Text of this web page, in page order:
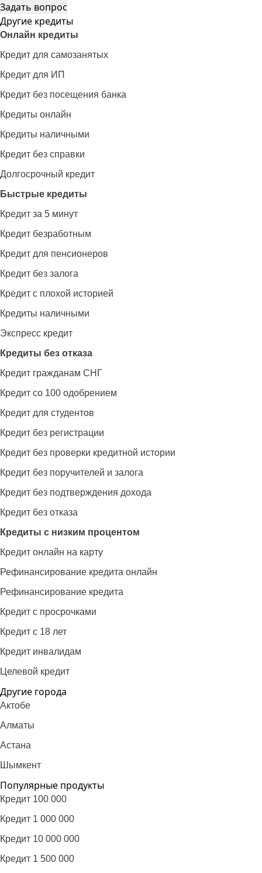
Задать вопрос
Другие кредиты
Онлайн кредиты
Кредит для самозанятых
Кредит для ИП
Кредит без посещения банка
Кредиты онлайн
Кредиты наличными
Кредит без справки
Долгосрочный кредит
Быстрые кредиты
Кредит за 5 минут
Кредит безработным
Кредит для пенсионеров
Кредит без залога
Кредит с плохой историей
Кредиты наличными
Экспресс кредит
Кредиты без отказа
Кредит гражданам СНГ
Кредит со 100 одобрением
Кредит для студентов
Кредит без регистрации
Кредит без проверки кредитной истории
Кредит без поручителей и залога
Кредит без подтверждения дохода
Кредит без отказа
Кредиты с низким процентом
Кредит онлайн на карту
Рефинансирование кредита онлайн
Рефинансирование кредита
Кредит с просрочками
Кредит с 18 лет
Кредит инвалидам
Целевой кредит
Другие города
Актобе
Алматы
Астана
Шымкент
Популярные продукты
Кредит 100 000
Кредит 1 000 000
Кредит 10 000 000
Кредит 1 500 000